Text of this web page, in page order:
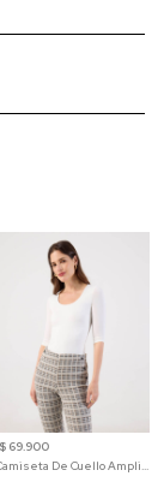
$ 69.900
Camiseta De Cuello Amplio Y Manga 3/4 Para Mujer